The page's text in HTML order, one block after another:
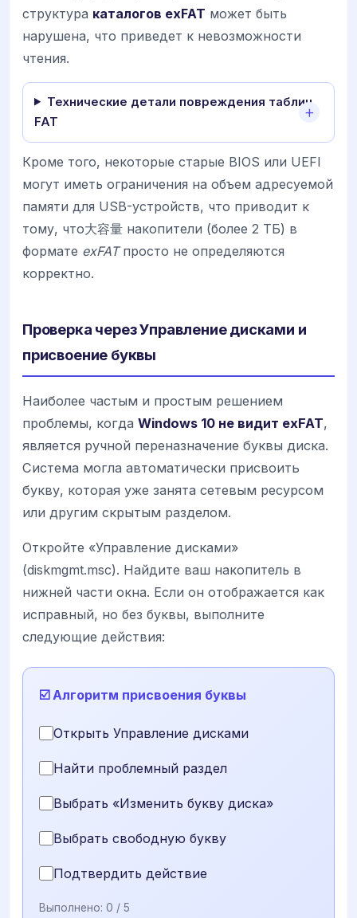
структура каталогов exFAT может быть
нарушена, что приведет к невозможности
чтения.
Технические детали повреждения таблиц
FAT
Кроме того, некоторые старые BIOS или UEFI
могут иметь ограничения на объем адресуемой
памяти для USB-устройств, что приводит к
тому, что大容量 накопители (более 2 ТБ) в
формате exFATпросто не определяются
корректно.
Проверка через Управление дисками и
присвоение буквы
Наиболее частым и простым решением
проблемы, когда Windows 10 не видит exFAT,
является ручной переназначение буквы диска.
Система могла автоматически присвоить
букву, которая уже занята сетевым ресурсом
или другим скрытым разделом.
Откройте «Управление дисками»
(diskmgmt.msc). Найдите ваш накопитель в
нижней части окна. Если он отображается как
исправный, но без буквы, выполните
следующие действия:
☑️ Алгоритм присвоения буквы
Открыть Управление дисками
Найти проблемный раздел
Выбрать «Изменить букву диска»
Выбрать свободную букву
Подтвердить действие
Выполнено: 0 / 5